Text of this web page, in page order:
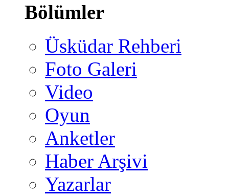
Bölümler
Üsküdar Rehberi
Foto Galeri
Video
Oyun
Anketler
Haber Arşivi
Yazarlar